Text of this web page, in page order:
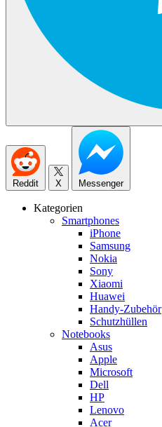
Reddit X Messenger
Kategorien
Smartphones
iPhone
Samsung
Nokia
Sony
Xiaomi
Huawei
Handy-Zubehör
Schutzhüllen
Notebooks
Asus
Apple
Microsoft
Dell
HP
Lenovo
Acer